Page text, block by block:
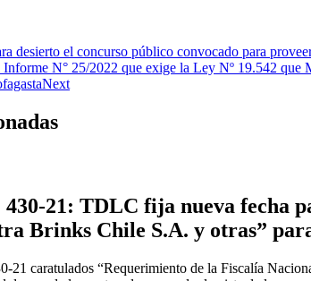
desierto el concurso público convocado para
N° 25/2022 que exige la Ley Nº 19.542 que
Next
430-21: TDLC fija nueva fecha
Brinks Chile S.A. y otras”
21 caratulados “Requerimiento de la Fiscalía